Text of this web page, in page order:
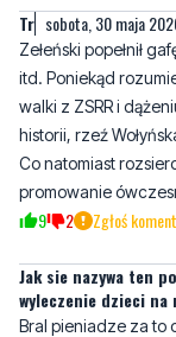
Tr sobota, 30 maja
Zełeński popełnił
itd. Poniekąd
walki z ZSRR i
historii, rzeź
Co natomiast
promowanie
9 2 Zgłoś
Jak sie nazywa ten
wyleczenie dzieci na
Bral pieniadze za